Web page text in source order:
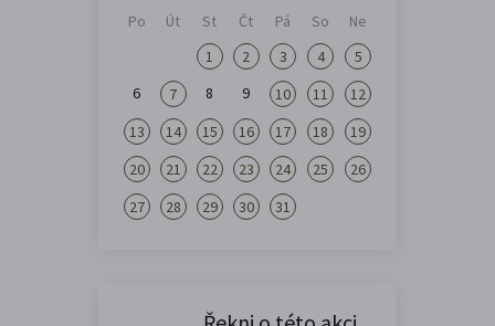
Po Út St Čt Pá So
Ne
1
2 3 4
5
6
7 8 9 10 11
12
13
14 15 16 17 18
19
20
21 22 23 24 25
26
27
28 29 30 31